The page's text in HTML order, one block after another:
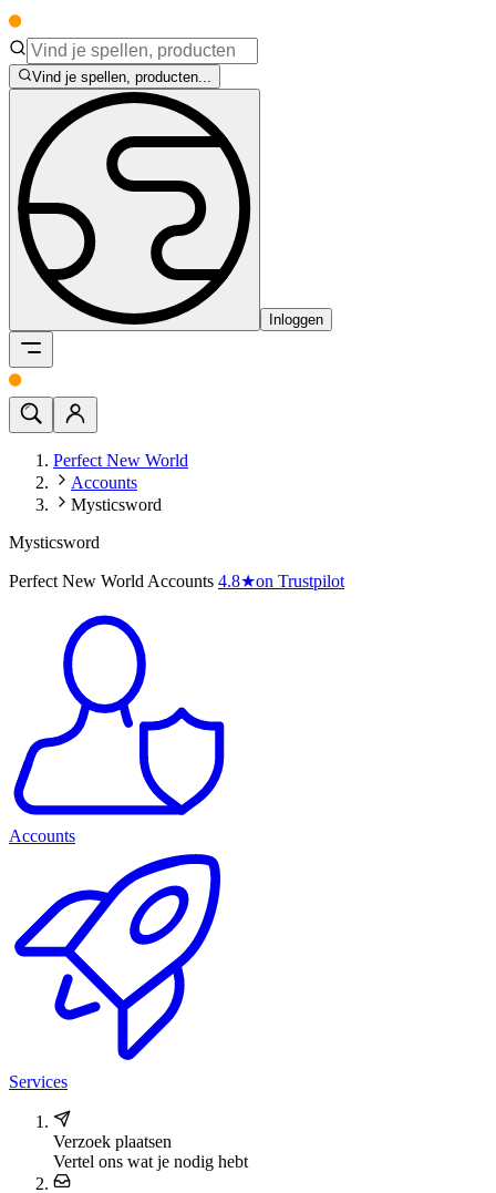
Vind je spellen, producten...
Inloggen
Perfect New World
Accounts
Mysticsword
Mysticsword
Perfect New World Accounts 4.8★on Trustpilot
Accounts
Services
Verzoek plaatsen
Vertel ons wat je nodig hebt